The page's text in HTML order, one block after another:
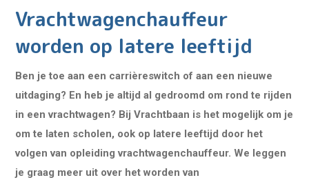
Vrachtwagenchauffeur
worden op latere leeftijd
Ben je toe aan een carrièreswitch of aan een nieuwe
uitdaging? En heb je altijd al gedroomd om rond te rijden
in een vrachtwagen? Bij Vrachtbaan is het mogelijk om je
om te laten scholen, ook op latere leeftijd door het
volgen van opleiding vrachtwagenchauffeur. We leggen
je graag meer uit over het worden van